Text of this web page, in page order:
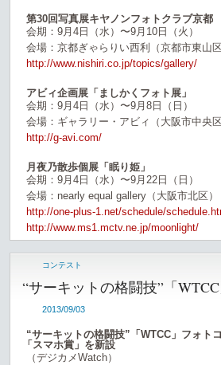
第30回写真展キヤノンフォトクラブ京都
会期：9月4日（水）〜9月10日（火）
会場：京都ぎゃらりい西利（京都市東山区
http://www.nishiri.co.jp/topics/gallery/
アビィ企画展「ましかくフォト展」
会期：9月4日（水）〜9月8日（日）
会場：ギャラリー・アビィ（大阪市中央区
http://g-avi.com/
月夜乃散歩個展「眠り姫」
会期：9月4日（水）〜9月22日（日）
会場：nearly equal gallery（大阪市北区）
http://one-plus-1.net/schedule/
http://www.ms1.mctv.ne.jp/moonlight/
コンテスト
“サーキットの格闘技”「
2013/09/03
“サーキットの格闘技”「WTCC」フォ
「スマホ賞」を新設
（デジカメWatch）